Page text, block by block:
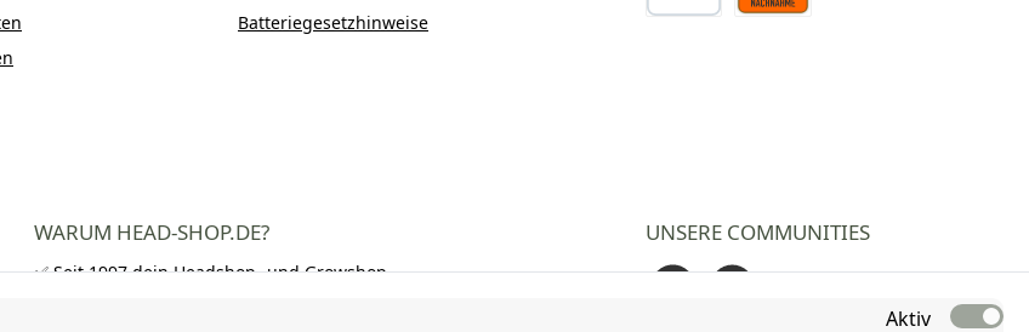
Batteriegesetzhinweise
WARUM HEAD-SHOP.DE?
✅ Seit 1997 dein Headshop- und Growshop-
UNSERE COMMUNITIES
Aktiv